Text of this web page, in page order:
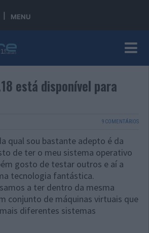
MENU
está disponível para
9 COMENTÁRIOS
qual sou bastante adepto é da
de ter o meu sistema operativo
gosto de testar outros e aí a
tecnologia fantástica.
a ter dentro da mesma
conjunto de máquinas virtuais que
diferentes sistemas